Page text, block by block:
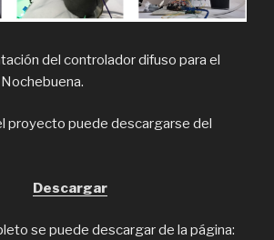
del controlador difuso para el
proyecto puede descargarse del
Descargar
se puede descargar de la página: